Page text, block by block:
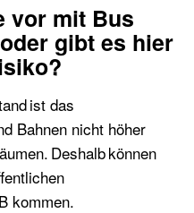
vor mit Bus
gibt es hier
ist das
Bahnen nicht höher
Deshalb können
kommen.